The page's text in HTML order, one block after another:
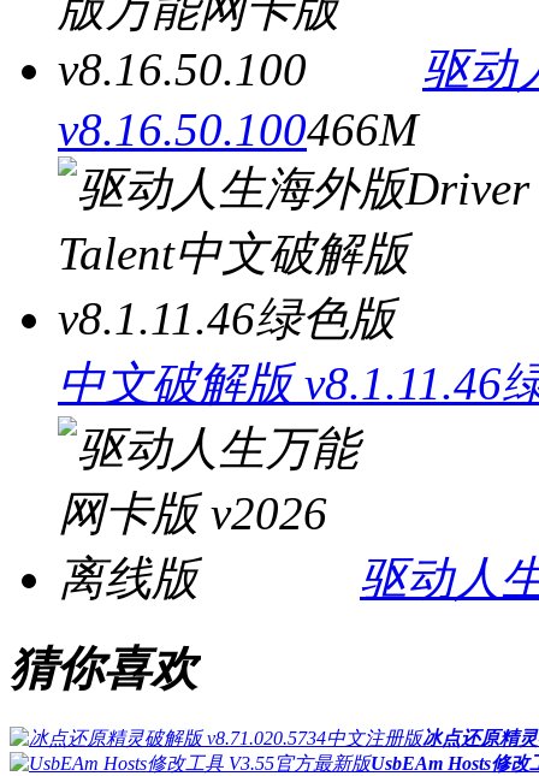
驱动
v8.16.50.100466M
中文破解版 v8.1.11.46
驱动人
猜你喜欢
冰点还原精
UsbEAm Hosts修